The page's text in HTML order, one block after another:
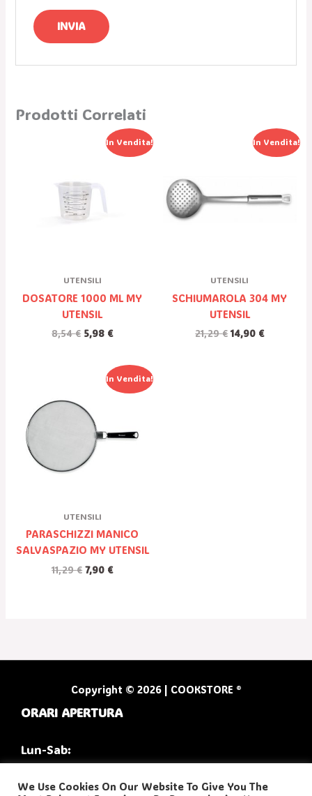
Prodotti Correlati
In Vendita!
UTENSILI
DOSATORE 1000 ML MY
UTENSIL
8,54€
Prezzo
8,54 €.
5,98 €
Il
Prezzo
In Vendita!
UTENSILI
SCHIUMAROLA 304 MY
UTENSIL
21,29€
Prezzo
14,90 €
Il
Prezzo
In Vendita!
UTENSILI
PARASCHIZZI MANICO
SALVASPAZIO MY UTENSIL
11,29€
Prezzo
Era:
11,29 €.
7,90 €
Il
Prezzo
Copyright © 2026 | COOKSTORE ®
ORARI APERTURA
Lun-Sab:
9:30/13:00
We Use Cookies On Our Website To Give You The